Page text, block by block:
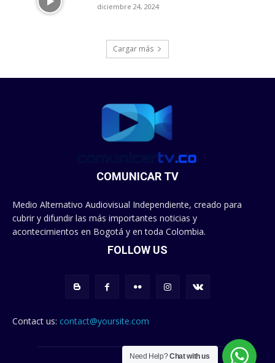
diciembre 24, 2024
Cargar más
COMUNICAR TV
Medio Alternativo Audiovisual Independiente, creado para
cubrir y difundir las más importantes noticias y
acontecimientos en Bogotá y en toda Colombia.
FOLLOW US
Contact us: contact@yoursite.com
Need Help?Chat with us